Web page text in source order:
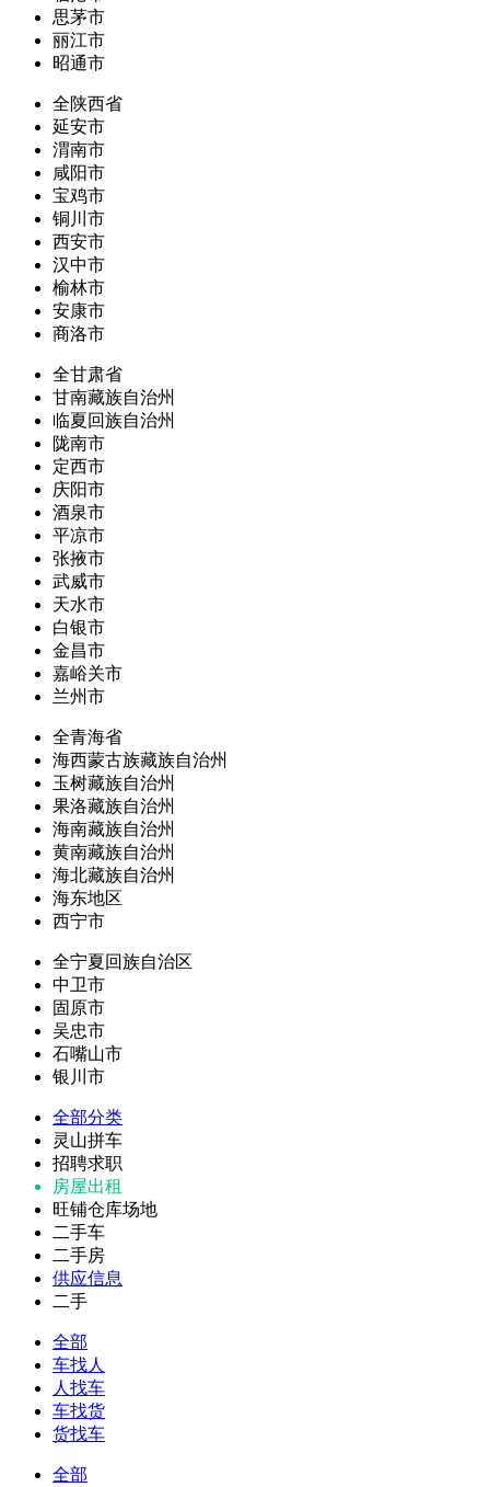
思茅市
丽江市
昭通市
全陕西省
延安市
渭南市
咸阳市
宝鸡市
铜川市
西安市
汉中市
榆林市
安康市
商洛市
全甘肃省
甘南藏族自治州
临夏回族自治州
陇南市
定西市
庆阳市
酒泉市
平凉市
张掖市
武威市
天水市
白银市
金昌市
嘉峪关市
兰州市
全青海省
海西蒙古族藏族自治州
玉树藏族自治州
果洛藏族自治州
海南藏族自治州
黄南藏族自治州
海北藏族自治州
海东地区
西宁市
全宁夏回族自治区
中卫市
固原市
吴忠市
石嘴山市
银川市
全部分类
灵山拼车
招聘求职
房屋出租
旺铺仓库场地
二手车
二手房
供应信息
二手
全部
车找人
人找车
车找货
货找车
全部